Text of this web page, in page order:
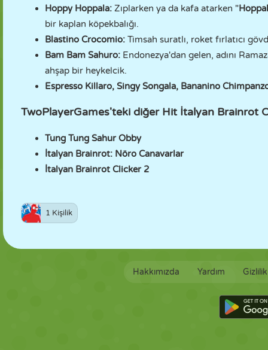
Hoppy Hoppala: Zıplarken ya da kafa atarken "
bir kaplan köpekbalığı.
Blastino Crocomio: Timsah suratlı, roket fırlatıcı
Bam Bam Sahuro: Endonezya'dan gelen, adını
ahşap bir heykelcik.
Espresso Killaro, Singy Songala, Bananino
TwoPlayerGames'teki diğer Hit İtalyan Brainrot
Tung Tung Sahur Obby
İtalyan Brainrot: Nöro Canavarlar
İtalyan Brainrot Clicker 2
1 Kişilik
Hakkımızda Yardım